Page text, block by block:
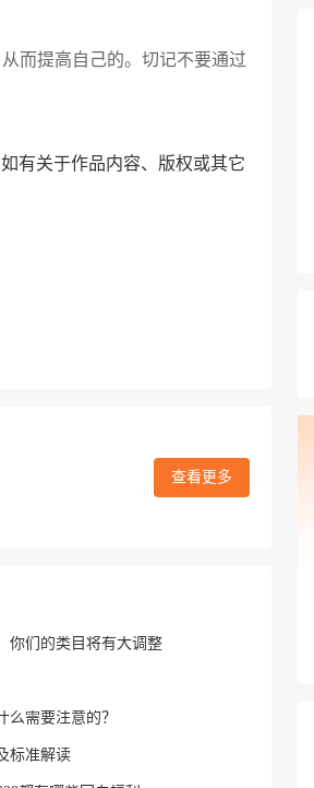
而提高自己的。切记不要通过
有关于作品内容、版权或其它
查看更多
你们的类目将有大调整
么需要注意的？
标准解读